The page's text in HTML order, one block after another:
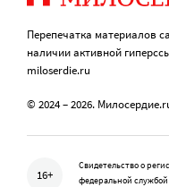
Перепечатка материалов
наличии активной
miloserdie.ru
© 2024 – 2026.
16+
Свидетельство о
федеральной